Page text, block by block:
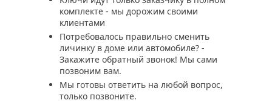
комплекте - мы дорожим своими
клиентами
Потребовалось правильно сменить
личинку в доме или автомобиле? -
Закажите обратный звонок! Мы сами
позвоним вам.
Мы готовы ответить на любой вопрос,
только позвоните.